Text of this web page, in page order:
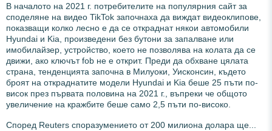
В началото на 2021 г. потребителите на популярния сайт за
споделяне на видео TikTok започнаха да виждат видеоклипове,
показващи колко лесно е да се откраднат някои автомобили
Hyundai и Kia, произведени без бутони за запалване или
имобилайзер, устройство, което не позволява на колата да се
движи, ако ключът fob не е открит. Преди да обхване цялата
страна, тенденцията започна в Милуоки, Уисконсин, където
броят на откраднатите модели Hyundai и Kia беше 25 пъти по-
висок през първата половина на 2021 г., въпреки че общото
увеличение на кражбите беше само 2,5 пъти по-високо.
Според Reuters споразумението от 200 милиона долара ще...